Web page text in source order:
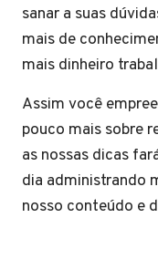
sanar a suas
mais de
mais dinheiro
Assim você
pouco mais sobre
as nossas dicas
dia administrando
nosso conteúdo e